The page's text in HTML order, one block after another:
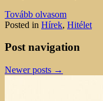
Tovább olvasom
Posted in Hírek, Hitélet
Post navigation
Newer posts →